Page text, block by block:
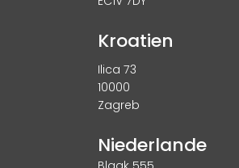
Kroatien
Ilica 73
10000
Zagreb
Niederlande